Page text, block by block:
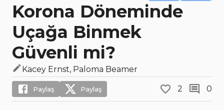
Korona Döneminde
Uçağa Binmek
Güvenli mi?
Kacey Ernst, Paloma Beamer
Paylaş Paylaş 2 0